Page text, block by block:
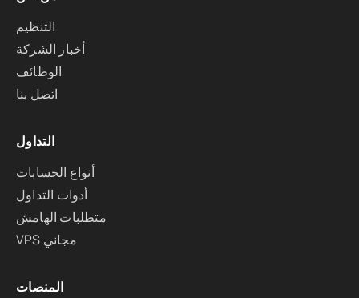
التنظيم
أخبار الشركة
الوظائف
اتصل بنا
التداول
أنواع الحسابات
أدوات التداول
متطلبات الهامش
VPS مجاني
المنصات